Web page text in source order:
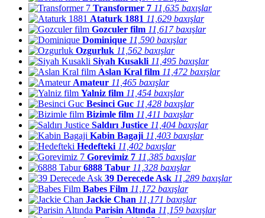
Transformer 7 11,635 baxışlar
Ataturk 1881 11,629 baxışlar
Gozculer film 11,617 baxışlar
Dominique 11,590 baxışlar
Ozgurluk 11,562 baxışlar
Siyah Kusakli 11,495 baxışlar
Aslan Kral film 11,472 baxışlar
Amateur 11,465 baxışlar
Yalniz film 11,454 baxışlar
Besinci Guc 11,428 baxışlar
Bizimle film 11,411 baxışlar
Saldırı Justice 11,404 baxışlar
Kabin Bagaji 11,403 baxışlar
Hedefteki 11,402 baxışlar
Gorevimiz 7 11,385 baxışlar
6888 Tabur 11,328 baxışlar
39 Derecede Ask 11,289 baxışlar
Babes Film 11,172 baxışlar
Jackie Chan 11,171 baxışlar
Parisin Altında 11,159 baxışlar